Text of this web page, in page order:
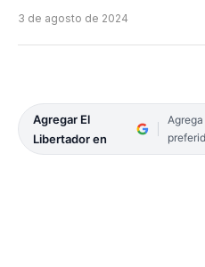
3 de agosto de 2024
Agregar El
Libertador en